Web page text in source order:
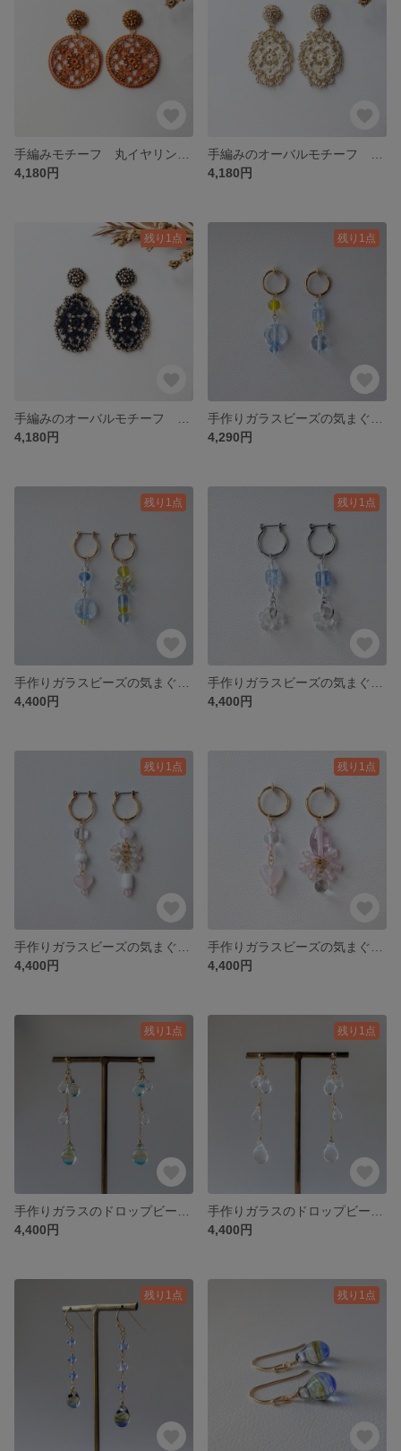
4,180円
4,180円
残り1点
4,180円
残り1点
4,290円
残り1点
4,400円
残り1点
4,400円
残り1点
4,400円
残り1点
4,400円
残り1点
4,400円
残り1点
4,400円
残り1点 残り1点